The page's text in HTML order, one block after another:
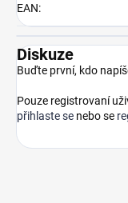
EAN:
Diskuze
Buďte první, kdo
Pouze registrovaní
přihlaste se nebo se